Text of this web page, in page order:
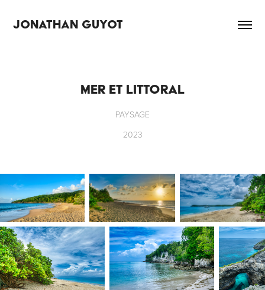
JONATHAN GUYOT
MER ET LITTORAL
PAYSAGE
2023